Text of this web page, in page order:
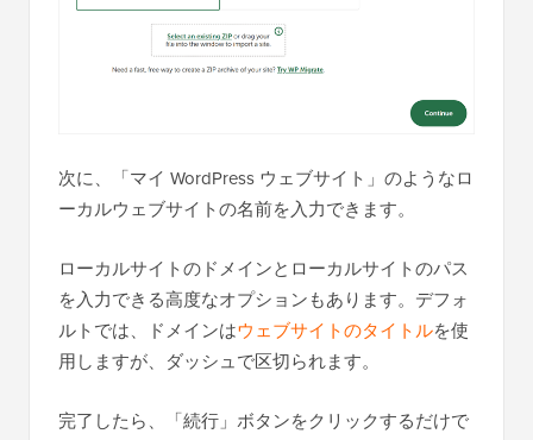
次に、「マイ WordPress ウェブサイト」のようなロ
ーカルウェブサイトの名前を入力できます。
ローカルサイトのドメインとローカルサイトのパス
を入力できる高度なオプションもあります。デフォ
ルトでは、ドメインはウェブサイトのタイトルを使
用しますが、ダッシュで区切られます。
完了したら、「続行」ボタンをクリックするだけで